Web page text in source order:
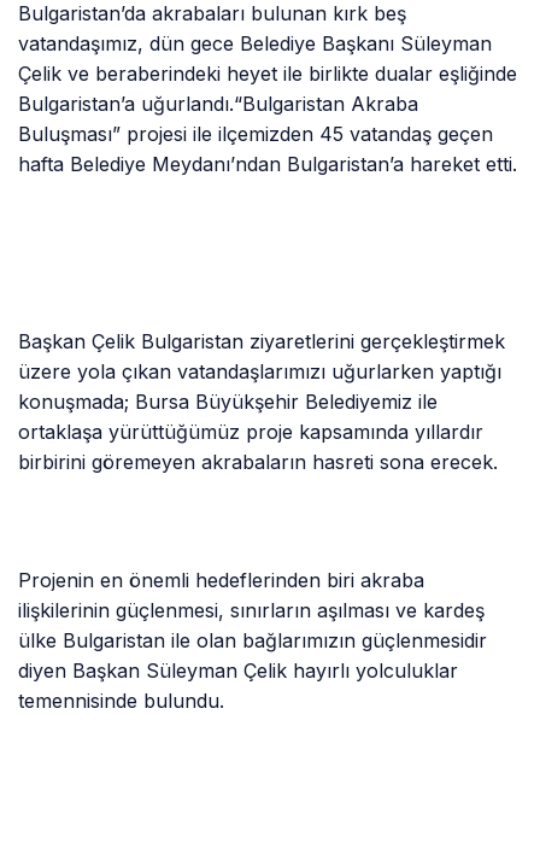
Bulgaristan’da akrabaları bulunan kırk beş
vatandaşımız, dün gece Belediye Başkanı Süleyman
Çelik ve beraberindeki heyet ile birlikte dualar eşliğinde
Bulgaristan’a uğurlandı.“Bulgaristan Akraba
Buluşması” projesi ile ilçemizden 45 vatandaş geçen
hafta Belediye Meydanı’ndan Bulgaristan’a hareket etti.
Başkan Çelik Bulgaristan ziyaretlerini gerçekleştirmek
üzere yola çıkan vatandaşlarımızı uğurlarken yaptığı
konuşmada; Bursa Büyükşehir Belediyemiz ile
ortaklaşa yürüttüğümüz proje kapsamında yıllardır
birbirini göremeyen akrabaların hasreti sona erecek.
Projenin en önemli hedeflerinden biri akraba
ilişkilerinin güçlenmesi, sınırların aşılması ve kardeş
ülke Bulgaristan ile olan bağlarımızın güçlenmesidir
diyen Başkan Süleyman Çelik hayırlı yolculuklar
temennisinde bulundu.